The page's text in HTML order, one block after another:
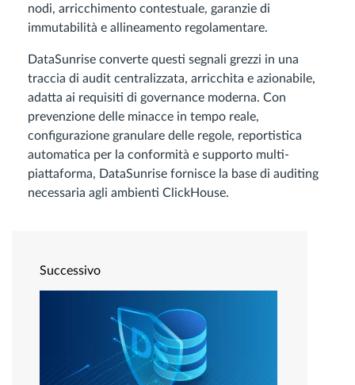
nodi, arricchimento contestuale, garanzie di
immutabilità e allineamento regolamentare.
DataSunrise converte questi segnali grezzi in una
traccia di audit centralizzata, arricchita e azionabile,
adatta ai requisiti di governance moderna. Con
prevenzione delle minacce in tempo reale,
configurazione granulare delle regole, reportistica
automatica per la conformità e supporto multi-
piattaforma, DataSunrise fornisce la base di auditing
necessaria agli ambienti ClickHouse.
Successivo